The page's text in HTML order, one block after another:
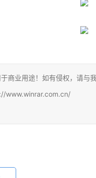
商业用途！如有侵权，请与我
www.winrar.com.cn/